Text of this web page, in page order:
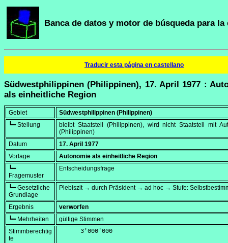
Banca de datos y motor de búsqueda para
Traducir esta página en castellano
Südwestphilippinen (Philippinen), 17. April 1977 :
als einheitliche Region
Gebiet
Südwestphilippinen (Philippinen)
┗━ Stellung
bleibt Staatsteil (Philippinen), wird nicht Staatsteil mit
(Philippinen)
Datum
17. April 1977
Vorlage
Autonomie als einheitliche Region
┗━
Fragemuster
Entscheidungsfrage
┗━ Gesetzliche
Grundlage
Plebiszit → durch Präsident → ad hoc → Stufe:
Ergebnis
verworfen
┗━ Mehrheiten
gültige Stimmen
Stimmberechtig
te
      3'000'000